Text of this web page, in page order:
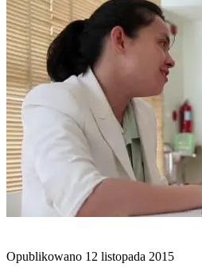
Opublikowano 12 listopada 2015